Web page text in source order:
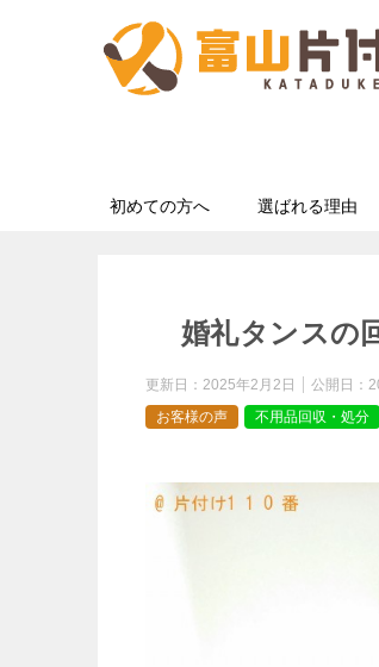
初めての方へ 選ばれる理由
婚礼タンスの
更新日： 2025年2月2日 公開日：
お客様の声
不用品回収・処分